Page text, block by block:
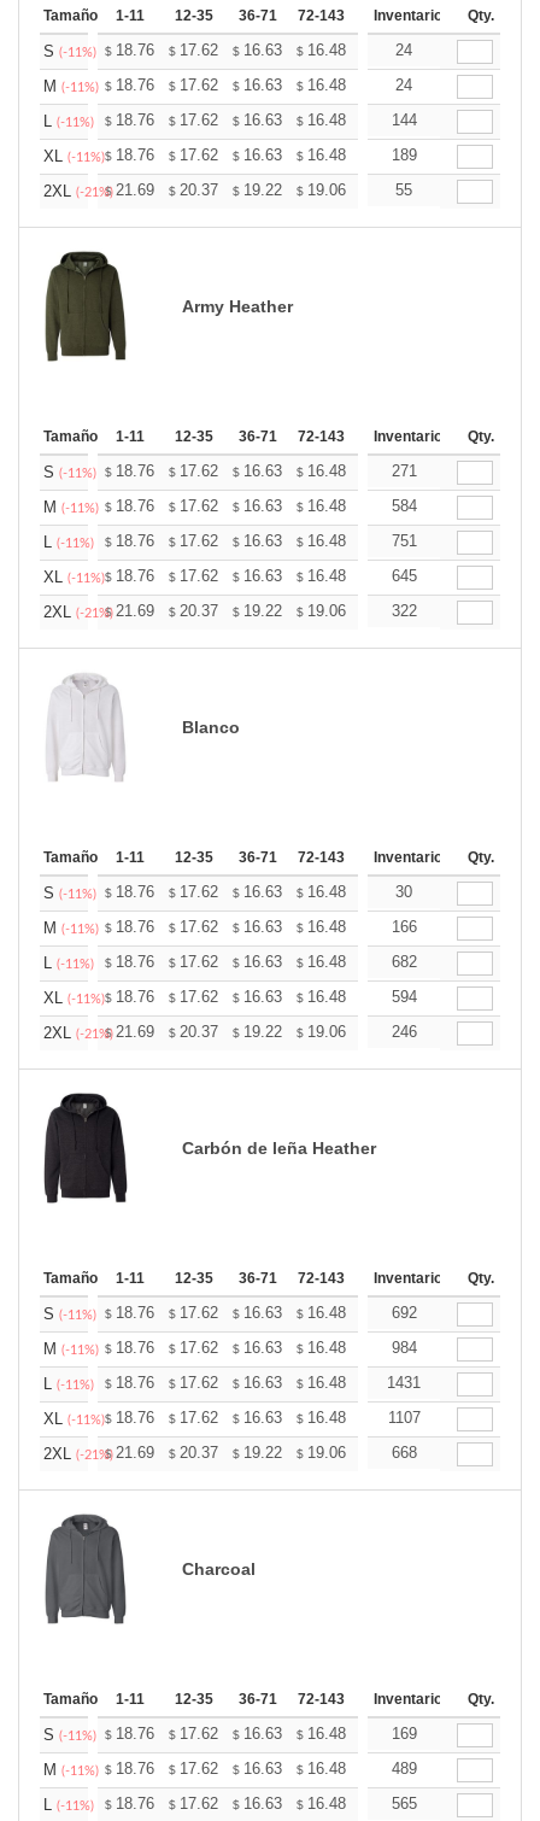
Tamaño 1-11 12-35 36-71 72-143 144-287 288 +
Inventario Qty.
S (-11%) $ 18.76 $ 17.62 $ 16.63 $ 16.48 16.20
24
M (-11%) $ 18.76 $ 17.62 $ 16.63 $ 16.48 16.20
24
L (-11%) $ 18.76 $ 17.62 $ 16.63 $ 16.48 16.20
144
XL (-11%)$ 18.76 $ 17.62 $ 16.63 $ 16.48 16.20
189
2XL (-21%)
$21.69 $ 20.37 $ 19.22 $ 19.06 18.73
55
Army Heather
Tamaño 1-11 12-35 36-71 72-143 144-287 288 +
Inventario Qty.
S (-11%) $ 18.76 $ 17.62 $ 16.63 $ 16.48 16.20
271
M (-11%) $ 18.76 $ 17.62 $ 16.63 $ 16.48 16.20
584
L (-11%) $ 18.76 $ 17.62 $ 16.63 $ 16.48 16.20
751
XL (-11%)$ 18.76 $ 17.62 $ 16.63 $ 16.48 16.20
645
2XL (-21%)
$21.69 $ 20.37 $ 19.22 $ 19.06 18.73
322
Blanco
Tamaño 1-11 12-35 36-71 72-143 144-287 288 +
Inventario Qty.
S (-11%) $ 18.76 $ 17.62 $ 16.63 $ 16.48 16.20
30
M (-11%) $ 18.76 $ 17.62 $ 16.63 $ 16.48 16.20
166
L (-11%) $ 18.76 $ 17.62 $ 16.63 $ 16.48 16.20
682
XL (-11%)$ 18.76 $ 17.62 $ 16.63 $ 16.48 16.20
594
2XL (-21%)
$21.69 $ 20.37 $ 19.22 $ 19.06 18.73
246
Carbón de leña Heather
Tamaño 1-11 12-35 36-71 72-143 144-287 288 +
Inventario Qty.
S (-11%) $ 18.76 $ 17.62 $ 16.63 $ 16.48 16.20
692
M (-11%) $ 18.76 $ 17.62 $ 16.63 $ 16.48 16.20
984
L (-11%) $ 18.76 $ 17.62 $ 16.63 $ 16.48 16.20
1431
XL (-11%)$ 18.76 $ 17.62 $ 16.63 $ 16.48 16.20
1107
2XL (-21%)
$21.69 $ 20.37 $ 19.22 $ 19.06 18.73
668
Charcoal
Tamaño 1-11 12-35 36-71 72-143 144-287 288 +
Inventario Qty.
S (-11%) $ 18.76 $ 17.62 $ 16.63 $ 16.48 16.20
169
M (-11%) $ 18.76 $ 17.62 $ 16.63 $ 16.48 16.20
489
L (-11%) $ 18.76 $ 17.62 $ 16.63 $ 16.48 16.20
565